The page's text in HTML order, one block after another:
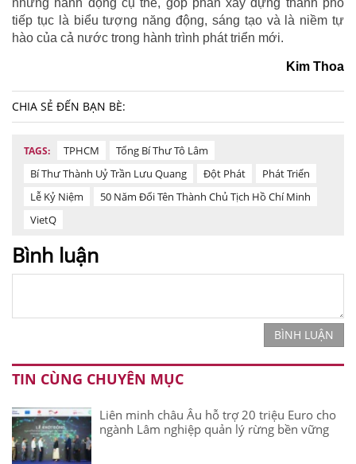
những hành động cụ thể, góp phần xây dựng thành phố
tiếp tục là biểu tượng năng động, sáng tạo và là niềm tự
hào của cả nước trong hành trình phát triển mới.
Kim Thoa
CHIA SẺ ĐẾN BẠN BÈ:
TAGS: TPHCM
Tổng Bí Thư Tô Lâm
Bí Thư Thành Uỷ Trần Lưu Quang
Đột Phát
Phát Triển
Lễ Kỷ Niệm
50 Năm Đổi Tên Thành Chủ Tịch Hồ Chí Minh
VietQ
Bình luận
BÌNH LUẬN
TIN CÙNG CHUYÊN MỤC
Liên minh châu Âu hỗ trợ 20 triệu Euro cho
ngành Lâm nghiệp quản lý rừng bền vững